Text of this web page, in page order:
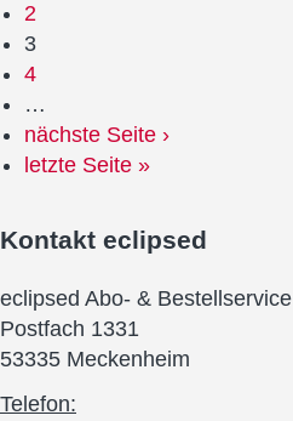
2
3
4
…
nächste Seite ›
letzte Seite »
Kontakt eclipsed
eclipsed Abo- & Bestellservice
Postfach 1331
53335 Meckenheim
Telefon: